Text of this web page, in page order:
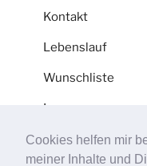
Cookies helfen mir
meiner Inhalte und
Kontakt
Lebenslauf
Wunschliste
Impressum
Datenschutz